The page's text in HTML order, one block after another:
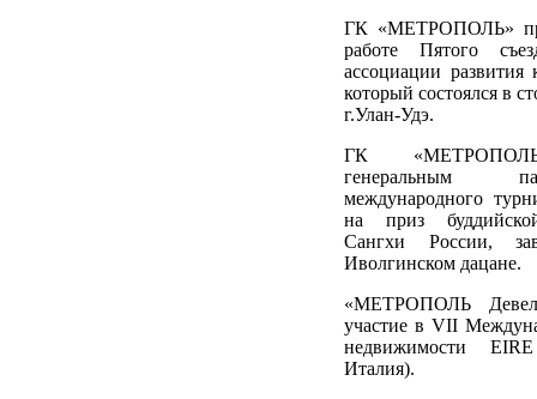
ГК «МЕТРОПОЛЬ»
работе Пятого
ассоциации
который состоялся в
г.Улан-Удэ.
ГК
генеральным
международного
на приз
Сангхи России,
Иволгинском дацане.
«МЕТРОПОЛЬ
участие в VII
недвижимости
Италия).